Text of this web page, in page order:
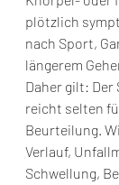
plötzlich
nach Sport,
längerem
Daher gilt:
reicht selten
Beurteilung.
Verlauf,
Schwellung,